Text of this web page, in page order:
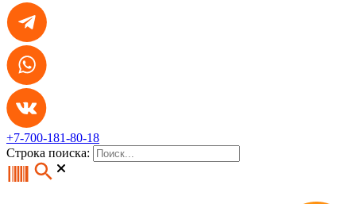
+7-700-181-80-18
Строка поиска: